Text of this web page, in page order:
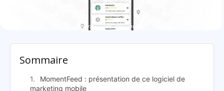
MomentFeed: présentation
Sommaire
MomentFeed : présentation de ce logiciel de
marketing mobile